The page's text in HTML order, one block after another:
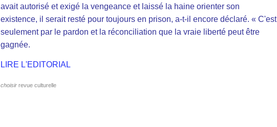
avait autorisé et exigé la vengeance et laissé la haine orienter son
existence, il serait resté pour toujours en prison, a-t-il encore déclaré. « C'est
seulement par le pardon et la réconciliation que la vraie liberté peut être
gagnée.
LIRE L'EDITORIAL
choisir revue culturelle